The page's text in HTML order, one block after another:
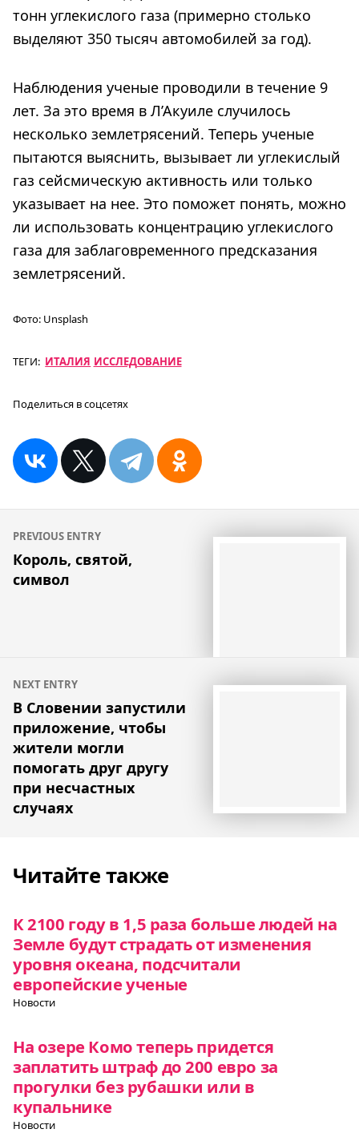
тонн углекислого газа (примерно столько
выделяют 350 тысяч автомобилей за год).
Наблюдения ученые проводили в течение 9
лет. За это время в Л’Акуиле случилось
несколько землетрясений. Теперь ученые
пытаются выяснить, вызывает ли углекислый
газ сейсмическую активность или только
указывает на нее. Это поможет понять, можно
ли использовать концентрацию углекислого
газа для заблаговременного предсказания
землетрясений.
Фото: Unsplash
ТЕГИ: ИТАЛИЯ ИССЛЕДОВАНИЕ
Поделиться в соцсетях
Навигация
по
записям
PREVIOUS ENTRY
Король, святой,
символ
NEXT ENTRY
В Словении запустили
приложение, чтобы
жители могли
помогать друг другу
при несчастных
случаях
Читайте также
К 2100 году в 1,5 раза больше людей на
Земле будут страдать от изменения
уровня океана, подсчитали
европейские ученые
Новости
На озере Комо теперь придется
заплатить штраф до 200 евро за
прогулки без рубашки или в
купальнике
Новости